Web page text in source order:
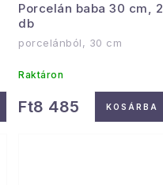
Porcelán baba 30 cm, 2
db
porcelánból, 30 cm
Raktáron
Ft8 485 KOSÁRBA